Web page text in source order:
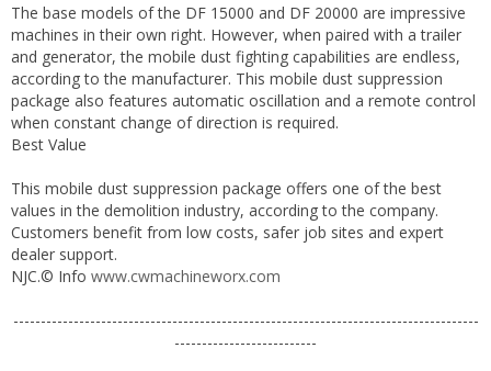
The base models of the DF 15000 and DF 20000 are impressive
machines in their own right. However, when paired with a trailer
and generator, the mobile dust fighting capabilities are endless,
according to the manufacturer. This mobile dust suppression
package also features automatic oscillation and a remote control
when constant change of direction is required.
Best Value
This mobile dust suppression package offers one of the best
values ​​in the demolition industry, according to the company.
Customers benefit from low costs, safer job sites and expert
dealer support.
NJC.© Info www.cwmachineworx.com
-------------------------------------------------------------------------------------
--------------------------